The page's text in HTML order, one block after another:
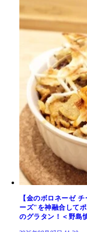
【金のボロネーゼ
ーズ"を神融合して
のグラタン！＜野島